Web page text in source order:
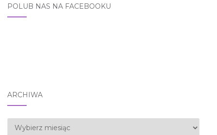
POLUB NAS NA FACEBOOKU
ARCHIWA
Archiwa